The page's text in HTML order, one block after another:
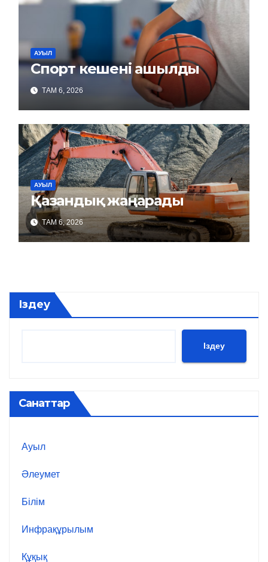
АУЫЛ
Спорт кешені ашылды
ТАМ 6, 2026
АУЫЛ
Қазандық жаңарады
ТАМ 6, 2026
Іздеу
Іздеу
Санаттар
Ауыл
Әлеумет
Білім
Инфрақұрылым
Құқық